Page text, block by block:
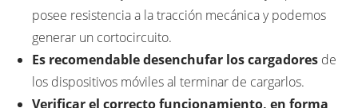
posee resistencia a la tracción mecánica y podemos
generar un cortocircuito.
Es recomendable desenchufar los cargadores de
los dispositivos móviles al terminar de cargarlos.
Verificar el correcto funcionamiento, en forma